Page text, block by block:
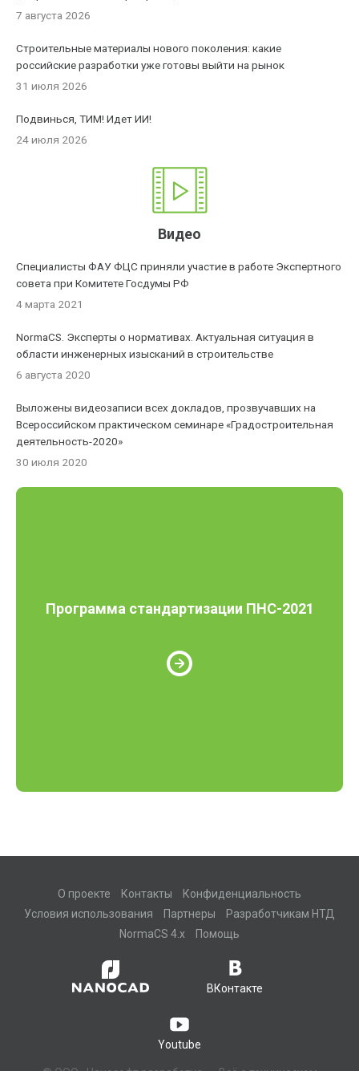
7 августа 2026
Строительные материалы нового поколения: какие
российские разработки уже готовы выйти на рынок
31 июля 2026
Подвинься, ТИМ! Идет ИИ!
24 июля 2026
Видео
Специалисты ФАУ ФЦС приняли участие в работе Экспертного
совета при Комитете Госдумы РФ
4 марта 2021
NormaCS. Эксперты о нормативах. Актуальная ситуация в
области инженерных изысканий в строительстве
6 августа 2020
Выложены видеозаписи всех докладов, прозвучавших на
Всероссийском практическом семинаре «Градостроительная
деятельность-2020»
30 июля 2020
Программа стандартизации ПНС-2021
О проекте Контакты
Конфиденциальность
Условия использования
Партнеры
Разработчикам НТД
NormaCS 4.x
Помощь
ВКонтакте
Youtube